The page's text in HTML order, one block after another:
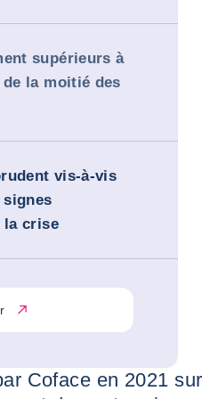
supérieurs à
la moitié des
vis-à-vis
signes
la crise
Coface en 2021